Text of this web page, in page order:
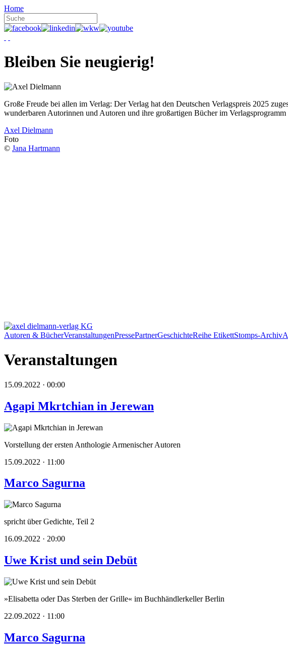
Home
Bleiben Sie neugierig!
Große Freude bei allen im Verlag: Der Verlag hat den Deutschen Verlagspreis 2025
wunderbaren Autorinnen und Autoren und ihre großartigen Bücher im
Axel Dielmann
Foto
© Jana Hartmann
Autoren & BücherVeranstaltungenPressePartnerGeschichteReihe EtikettStomps-Archiv
Veranstaltungen
15.09.2022 · 00:00
Agapi Mkrtchian in Jerewan
Vorstellung der ersten Anthologie Armenischer Autoren
15.09.2022 · 11:00
Marco Sagurna
spricht über Gedichte, Teil 2
16.09.2022 · 20:00
Uwe Krist und sein Debüt
»Elisabetta oder Das Sterben der Grille« im Buchhändlerkeller Berlin
22.09.2022 · 11:00
Marco Sagurna